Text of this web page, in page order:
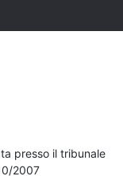
presso il tribunale
2007